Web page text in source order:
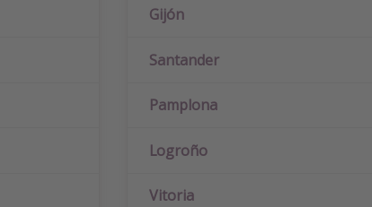
Gijón
Santander
Pamplona
Logroño
Vitoria